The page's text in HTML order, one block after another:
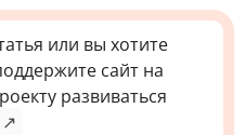
или вы хотите
сайт на
развиваться